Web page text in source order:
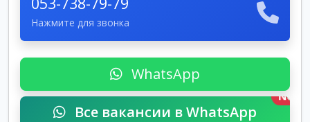
Нажмите для звонка
WhatsApp
Все вакансии в WhatsApp
New